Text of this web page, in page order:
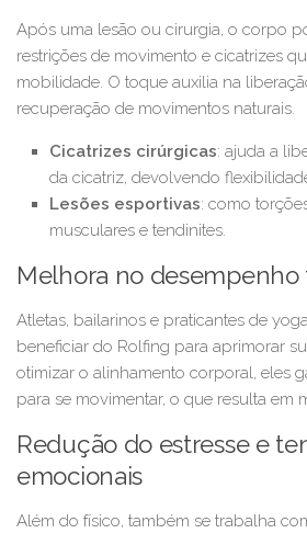
Após uma lesão ou cirurgia, o corpo
restrições de movimento e cicatrizes
mobilidade. O toque auxilia na
recuperação de movimentos naturais.
Cicatrizes cirúrgicas: ajuda a
da cicatriz, devolvendo
Lesões esportivas: como
musculares e tendinites.
Melhora no desempenho
Atletas, bailarinos e praticantes de
beneficiar do Rolfing para aprimorar
otimizar o alinhamento corporal, eles
para se movimentar, o que resulta em
Redução do estresse e
emocionais
Além do físico, também se trabalha